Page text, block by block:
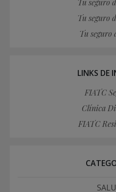
Tu seguro
Tu seguro
Tu seguro
LINKS DE
FIATC
Clínica
FIATC